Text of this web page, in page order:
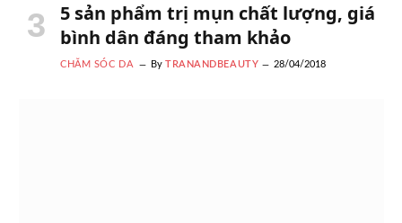
5 sản phẩm trị mụn chất lượng, giá
bình dân đáng tham khảo
CHĂM SÓC DA By TRANANDBEAUTY 28/04/2018